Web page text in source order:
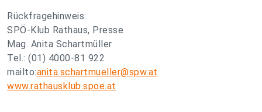
Rückfragehinweis:
SPÖ-Klub Rathaus, Presse
Mag. Anita Schartmüller
Tel.: (01) 4000-81 922
mailto:anita.schartmueller@spw.at
www.rathausklub.spoe.at